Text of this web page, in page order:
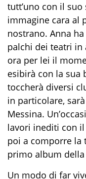
tutt’uno con il
immagine cara al
nostrano. Anna
palchi dei teatri in
ora per lei il
esibirà con la sua
toccherà diversi
in particolare,
Messina.
lavori inediti con
poi a comporre la
primo album
Un modo di far